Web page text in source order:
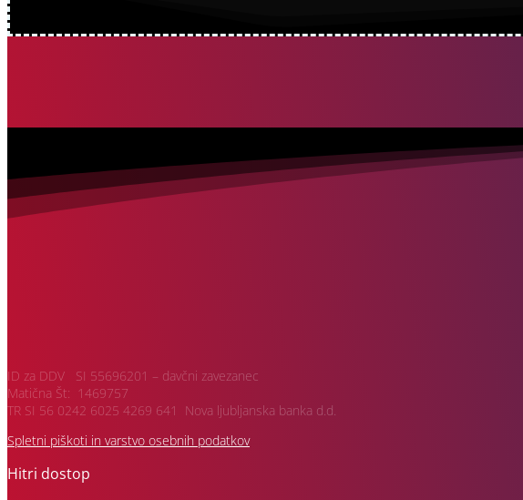
ID za DDV SI 55696201 – davčni zavezanec
Matična Št: 1469757
TR SI 56 0242 6025 4269 641 Nova ljubljanska banka d.d.
Spletni piškoti in varstvo osebnih podatkov
Hitri dostop